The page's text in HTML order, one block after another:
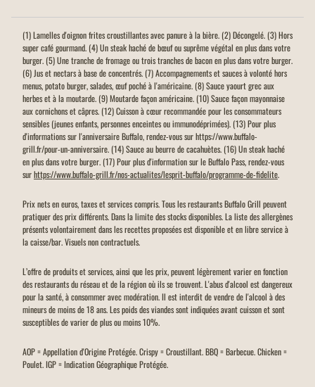
(1) Lamelles d'oignon frites croustillantes avec panure à la bière. (2) Décongelé. (3) Hors
super café gourmand. (4) Un steak haché de bœuf ou suprême végétal en plus dans votre
burger. (5) Une tranche de fromage ou trois tranches de bacon en plus dans votre burger.
(6) Jus et nectars à base de concentrés. (7) Accompagnements et sauces à volonté hors
menus, potato burger, salades, œuf poché à l'américaine. (8) Sauce yaourt grec aux
herbes et à la moutarde. (9) Moutarde façon américaine. (10) Sauce façon mayonnaise
aux cornichons et câpres. (12) Cuisson à cœur recommandée pour les consommateurs
sensibles (jeunes enfants, personnes enceintes ou immunodéprimées). (13) Pour plus
d'informations sur l'anniversaire Buffalo, rendez-vous sur https://www.buffalo-
grill.fr/pour-un-anniversaire. (14) Sauce au beurre de cacahuètes. (16) Un steak haché
en plus dans votre burger. (17) Pour plus d'information sur le Buffalo Pass, rendez-vous
surhttps://www.buffalo-grill.fr/nos-actualites/lesprit-buffalo/programme-de-fidelite.
Prix nets en euros, taxes et services compris. Tous les restaurants Buffalo Grill peuvent
pratiquer des prix différents. Dans la limite des stocks disponibles. La liste des allergènes
présents volontairement dans les recettes proposées est disponible et en libre service à
la caisse/bar. Visuels non contractuels.
L’offre de produits et services, ainsi que les prix, peuvent légèrement varier en fonction
des restaurants du réseau et de la région où ils se trouvent. L'abus d'alcool est dangereux
pour la santé, à consommer avec modération. Il est interdit de vendre de l'alcool à des
mineurs de moins de 18 ans. Les poids des viandes sont indiquées avant cuisson et sont
susceptibles de varier de plus ou moins 10%.
AOP = Appellation d'Origine Protégée. Crispy = Croustillant. BBQ = Barbecue. Chicken =
Poulet. IGP = Indication Géographique Protégée.